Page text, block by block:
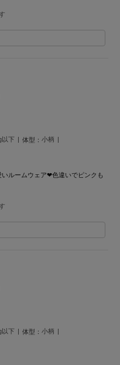
以下 体型： 小柄
ルームウェア‪‪❤︎‬色違いでピンクも
以下 体型： 小柄